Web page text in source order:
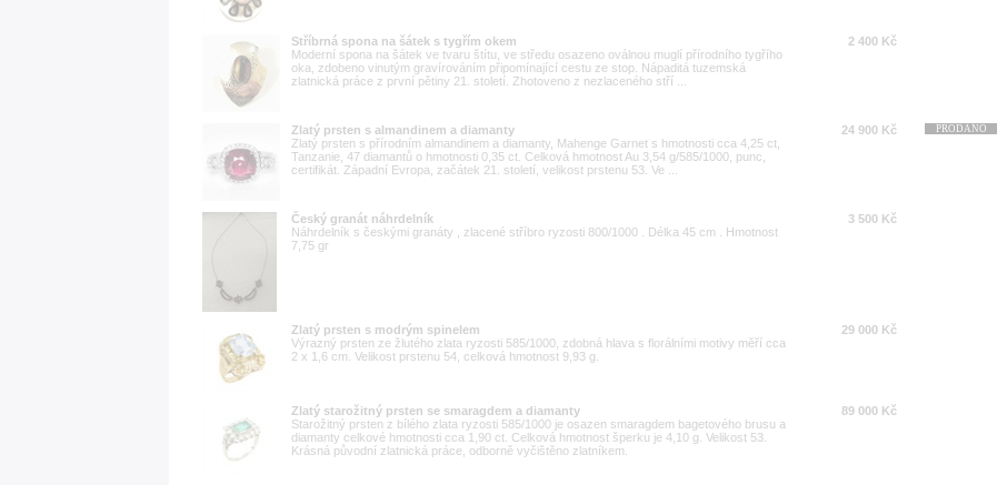
Stříbrná spona na šátek s tygřím okem
Moderní spona na šátek ve tvaru štítu, ve středu osazeno oválnou muglí přírodního tygřího
oka, zdobeno vinutým gravírováním připomínající cestu ze stop. Nápaditá tuzemská
zlatnická práce z první pětiny 21. století. Zhotoveno z nezlaceného stří ...
2 400 Kč
Zlatý prsten s almandinem a diamanty
Zlatý prsten s přírodním almandinem a diamanty, Mahenge Garnet s hmotnosti cca 4,25 ct,
Tanzanie, 47 diamantů o hmotnosti 0,35 ct. Celková hmotnost Au 3,54 g/585/1000, punc,
certifikát. Západní Evropa, začátek 21. století, velikost prstenu 53. Ve ...
24 900 Kč PRODÁNO
Český granát náhrdelník
Náhrdelník s českými granáty , zlacené stříbro ryzosti 800/1000 . Délka 45 cm . Hmotnost
7,75 gr
3 500 Kč
Zlatý prsten s modrým spinelem
Výrazný prsten ze žlutého zlata ryzosti 585/1000, zdobná hlava s florálními motivy měří cca
2 x 1,6 cm. Velikost prstenu 54, celková hmotnost 9,93 g.
29 000 Kč
Zlatý starožitný prsten se smaragdem a diamanty
Starožitný prsten z bílého zlata ryzosti 585/1000 je osazen smaragdem bagetového brusu a
diamanty celkové hmotnosti cca 1,90 ct. Celková hmotnost šperku je 4,10 g. Velikost 53.
Krásná původní zlatnická práce, odborně vyčištěno zlatníkem.
89 000 Kč